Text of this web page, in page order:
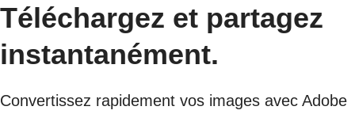
Téléchargez et partagez
instantanément.
Convertissez rapidement vos images avec Adobe